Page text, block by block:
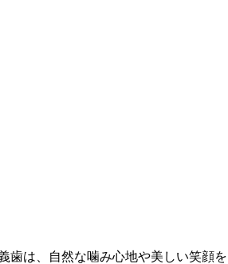
歯は、自然な噛み心地や美しい笑顔を